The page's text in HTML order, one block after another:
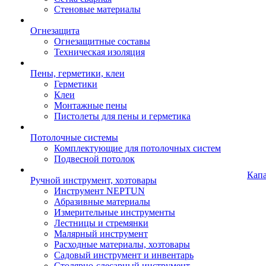
Стеновые материалы
Огнезащита
Огнезащитные составы
Техническая изоляция
Пены, герметики, клеи
Герметики
Клеи
Монтажные пены
Пистолеты для пены и герметика
Потолочные системы
Комплектующие для потолочных систем
Подвесной потолок
Ручной инструмент, хозтовары
Инструмент NEPTUN
Абразивные материалы
Измерительные инструменты
Лестницы и стремянки
Малярный инструмент
Расходные материалы, хозтовары
Садовый инструмент и инвентарь